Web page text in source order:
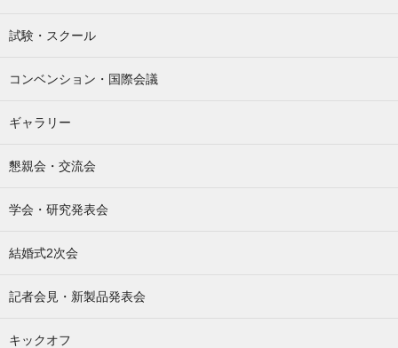
試験・スクール
コンベンション・国際会議
ギャラリー
懇親会・交流会
学会・研究発表会
結婚式2次会
記者会見・新製品発表会
キックオフ